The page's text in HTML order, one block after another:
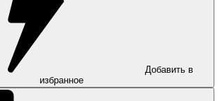
Добавить в
избранное